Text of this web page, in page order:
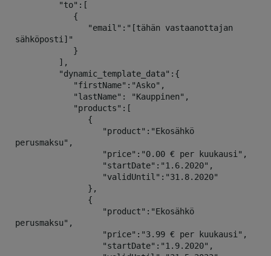
sähköposti]"
perusmaksu",
perusmaksu",